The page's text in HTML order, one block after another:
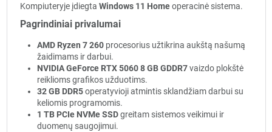
Kompiuteryje įdiegta Windows 11 Homeoperacinė sistema.
Pagrindiniai privalumai
AMD Ryzen 7 260procesorius užtikrina aukštą našumą
žaidimams ir darbui.
NVIDIA GeForce RTX 5060 8 GB GDDR7vaizdo plokštė
reiklioms grafikos užduotims.
32 GB DDR5operatyvioji atmintis sklandžiam darbui su
keliomis programomis.
1 TB PCIe NVMe SSDgreitam sistemos veikimui ir
duomenų saugojimui.